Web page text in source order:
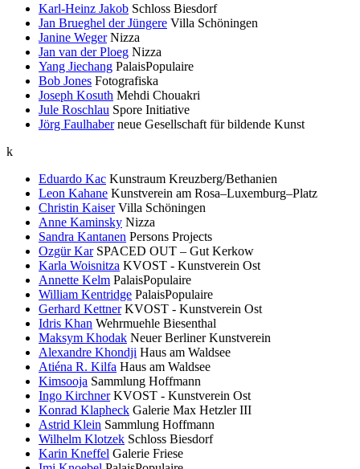
Karl-Heinz Jakob Schloss Biesdorf
Jan Brueghel der Jüngere Villa Schöningen
Janine Weger Nizza
Jan van der Ploeg Nizza
Yang Jiechang PalaisPopulaire
Bob Jones Fotografiska
Joseph Kosuth Mehdi Chouakri
Jule Roschlau Spore Initiative
Jörg Faulhaber neue Gesellschaft für bildende Kunst
k
Eduardo Kac Kunstraum Kreuzberg/Bethanien
Leon Kahane Kunstverein am Rosa–Luxemburg–Platz
Christin Kaiser Villa Schöningen
Anne Kaminsky Nizza
Sandra Kantanen Persons Projects
Ozgür Kar SPACED OUT – Gut Kerkow
Karla Woisnitza KVOST - Kunstverein Ost
Annette Kelm PalaisPopulaire
William Kentridge PalaisPopulaire
Gerhard Kettner KVOST - Kunstverein Ost
Idris Khan Wehrmuehle Biesenthal
Maksym Khodak Neuer Berliner Kunstverein
Alexandre Khondji Haus am Waldsee
Atiéna R. Kilfa Haus am Waldsee
Kimsooja Sammlung Hoffmann
Ingo Kirchner KVOST - Kunstverein Ost
Konrad Klapheck Galerie Max Hetzler III
Astrid Klein Sammlung Hoffmann
Wilhelm Klotzek Schloss Biesdorf
Karin Kneffel Galerie Friese